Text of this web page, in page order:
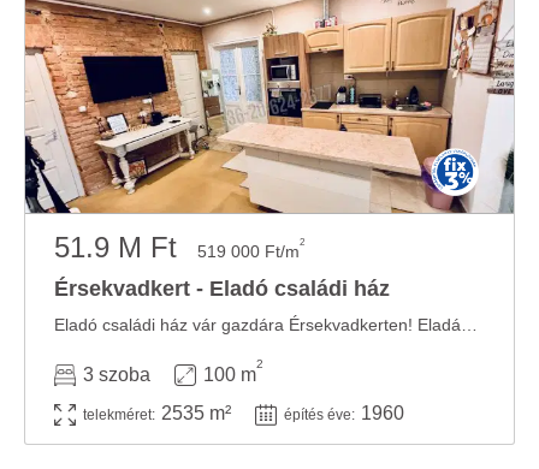
51.9 M Ft 519 000 Ft/m2
Érsekvadkert - Eladó családi ház
3 szoba 100 m
2
telekméret: 2535 m² építés éve: 1960